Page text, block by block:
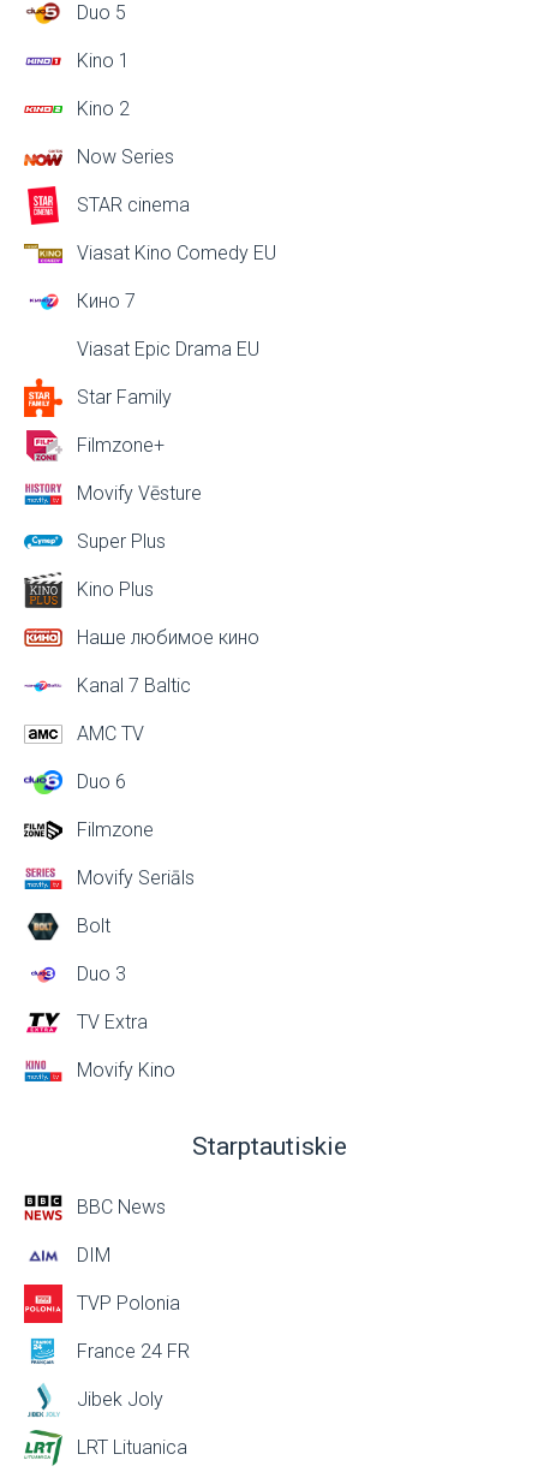
Duo 5
Kino 1
Kino 2
Now Series
STAR cinema
Viasat Kino Comedy EU
Кино 7
Viasat Epic Drama EU
Star Family
Filmzone+
Movify Vēsture
Super Plus
Kino Plus
Наше любимое кино
Kanal 7 Baltic
AMC TV
Duo 6
Filmzone
Movify Seriāls
Bolt
Duo 3
TV Extra
Movify Kino
Starptautiskie
BBC News
DIM
TVP Polonia
France 24 FR
Jibek Joly
LRT Lituanica